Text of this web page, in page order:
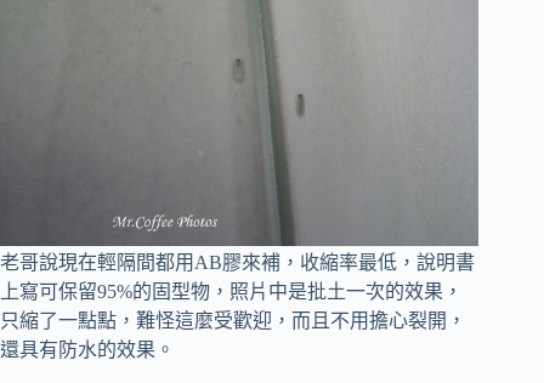
老哥說現在輕隔間都用AB膠來補，收縮率最低，說明書
上寫可保留95%的固型物， 照片中是批土一次的效果，
只縮了一點點，難怪這麼受歡迎，而且不用擔心裂開，
還具有防水的效果。